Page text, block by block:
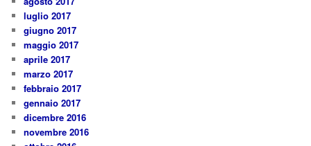
luglio 2017
giugno 2017
maggio 2017
aprile 2017
marzo 2017
febbraio 2017
gennaio 2017
dicembre 2016
novembre 2016